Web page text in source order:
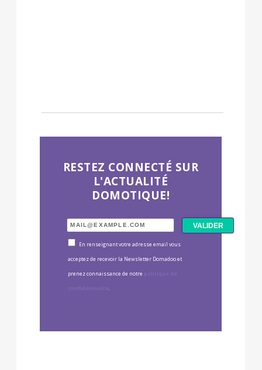
RESTEZ CONNECTÉ SUR
L'ACTUALITÉ
DOMOTIQUE!
En renseignant votre adresse email vous
acceptez de recevoir la Newsletter Domadoo et
prenez connaissance de notre
.